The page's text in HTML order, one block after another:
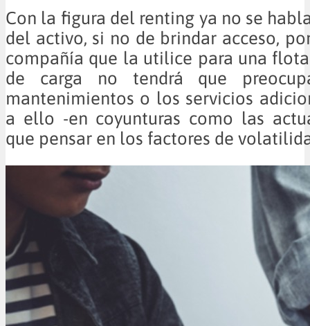
Con la figura del renting ya no se
del activo, si no de brindar acceso,
compañía que la utilice para una
de carga no tendrá que
mantenimientos o los servicios
a ello -en coyunturas como las
que pensar en los factores de